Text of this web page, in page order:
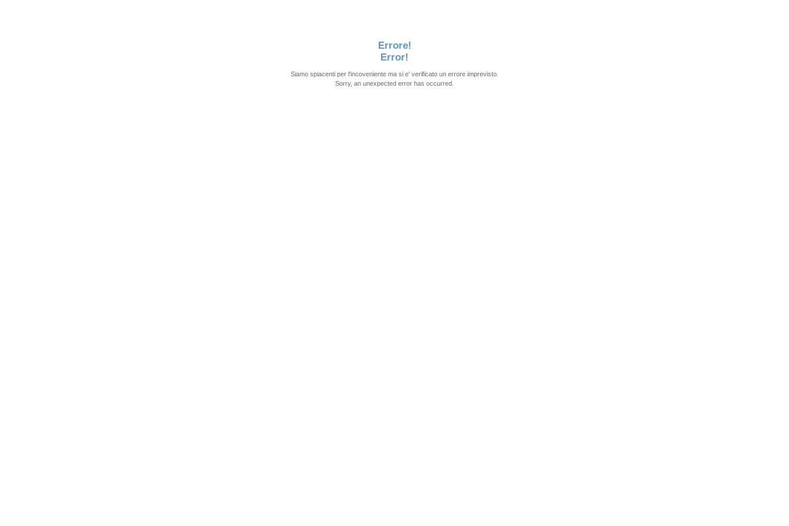
Errore!
Error!
Siamo spiacenti per l'incoveniente ma si e' verificato un errore imprevisto.
Sorry, an unexpected error has occurred.